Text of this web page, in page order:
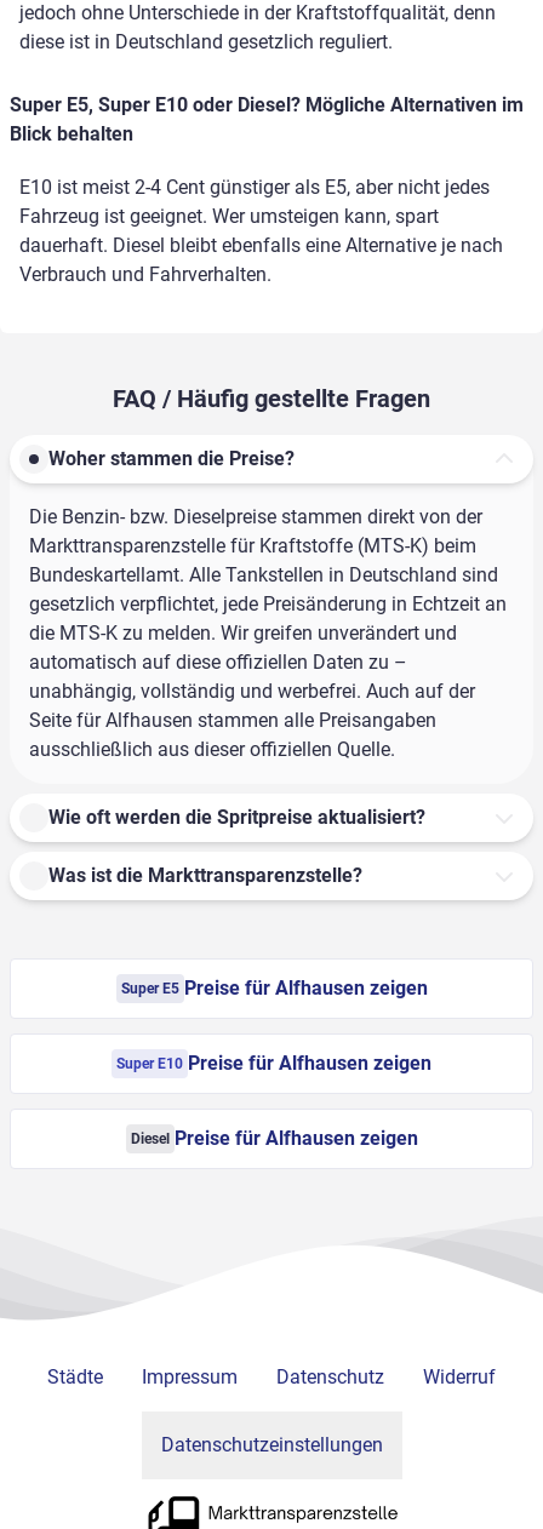
jedoch ohne Unterschiede in der Kraftstoffqualität, denn
diese ist in Deutschland gesetzlich reguliert.
Super E5, Super E10 oder Diesel? Mögliche Alternativen im
Blick behalten
E10 ist meist 2-4 Cent günstiger als E5, aber nicht jedes
Fahrzeug ist geeignet. Wer umsteigen kann, spart
dauerhaft. Diesel bleibt ebenfalls eine Alternative je nach
Verbrauch und Fahrverhalten.
FAQ / Häufig gestellte Fragen
Woher stammen die Preise?
Die Benzin- bzw. Dieselpreise stammen direkt von der
Markttransparenzstelle für Kraftstoffe (MTS-K) beim
Bundeskartellamt. Alle Tankstellen in Deutschland sind
gesetzlich verpflichtet, jede Preisänderung in Echtzeit an
die MTS-K zu melden. Wir greifen unverändert und
automatisch auf diese offiziellen Daten zu –
unabhängig, vollständig und werbefrei. Auch auf der
Seite für Alfhausen stammen alle Preisangaben
ausschließlich aus dieser offiziellen Quelle.
Wie oft werden die Spritpreise aktualisiert?
Was ist die Markttransparenzstelle?
Super E5 Preise für Alfhausen zeigen
Super E10 Preise für Alfhausen zeigen
Diesel Preise für Alfhausen zeigen
Städte Impressum Datenschutz Widerruf
Datenschutzeinstellungen